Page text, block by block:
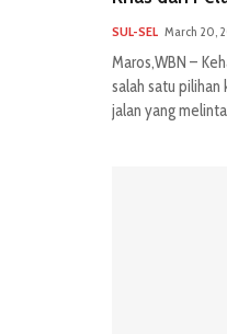
SUL-SEL March 20,
Maros,WBN –
salah satu pilihan
jalan yang